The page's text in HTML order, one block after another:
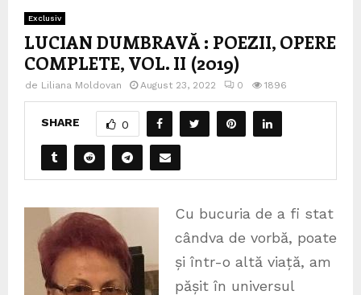
Exclusiv
LUCIAN DUMBRAVĂ : POEZII, OPERE
COMPLETE, VOL. II (2019)
de Liliana Moldovan August 23, 2022 0 1896
SHARE 0
Cu bucuria de a fi stat
cândva de vorbă, poate
și într-o altă viață, am
pășit în universul